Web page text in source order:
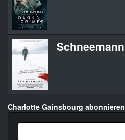
Schneemann
Charlotte Gainsbourg abonnieren